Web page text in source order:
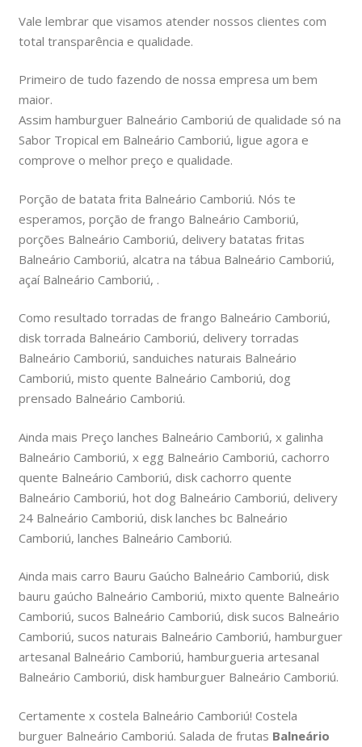
Vale lembrar que visamos atender nossos clientes com
total transparência e qualidade.
Primeiro de tudo fazendo de nossa empresa um bem
maior.
Assim hamburguer Balneário Camboriú de qualidade só na
Sabor Tropical em Balneário Camboriú, ligue agora e
comprove o melhor preço e qualidade.
Porção de batata frita Balneário Camboriú. Nós te
esperamos, porção de frango Balneário Camboriú,
porções Balneário Camboriú, delivery batatas fritas
Balneário Camboriú, alcatra na tábua Balneário Camboriú,
açaí Balneário Camboriú, .
Como resultado torradas de frango Balneário Camboriú,
disk torrada Balneário Camboriú, delivery torradas
Balneário Camboriú, sanduiches naturais Balneário
Camboriú, misto quente Balneário Camboriú, dog
prensado Balneário Camboriú.
Ainda mais Preço lanches Balneário Camboriú, x galinha
Balneário Camboriú, x egg Balneário Camboriú, cachorro
quente Balneário Camboriú, disk cachorro quente
Balneário Camboriú, hot dog Balneário Camboriú, delivery
24 Balneário Camboriú, disk lanches bc Balneário
Camboriú, lanches Balneário Camboriú.
Ainda mais carro Bauru Gaúcho Balneário Camboriú, disk
bauru gaúcho Balneário Camboriú, mixto quente Balneário
Camboriú, sucos Balneário Camboriú, disk sucos Balneário
Camboriú, sucos naturais Balneário Camboriú, hamburguer
artesanal Balneário Camboriú, hamburgueria artesanal
Balneário Camboriú, disk hamburguer Balneário Camboriú.
Certamente x costela Balneário Camboriú! Costela
burguer Balneário Camboriú. Salada de frutas Balneário